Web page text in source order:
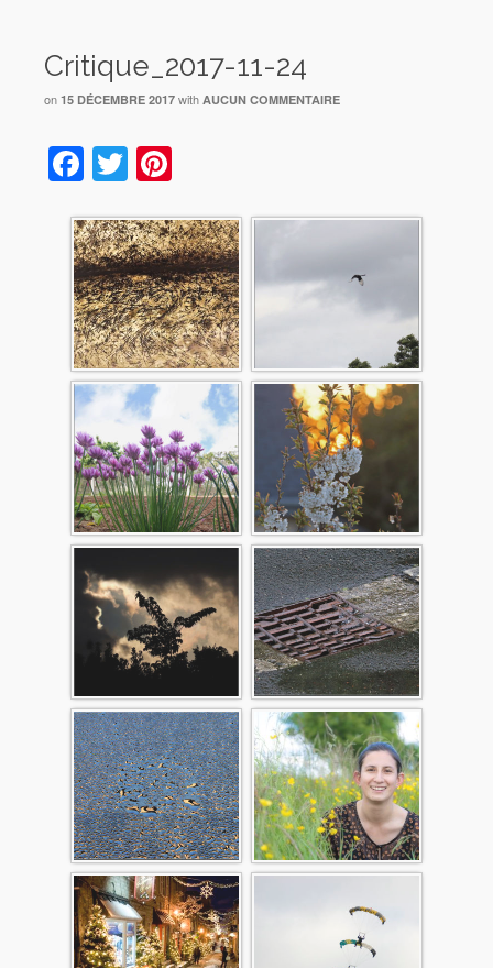
Critique_2017-11-24
on 15 DÉCEMBRE 2017 with AUCUN COMMENTAIRE
Facebook
Twitter